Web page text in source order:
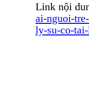
Link nội
ai-nguoi-
ly-su-co-